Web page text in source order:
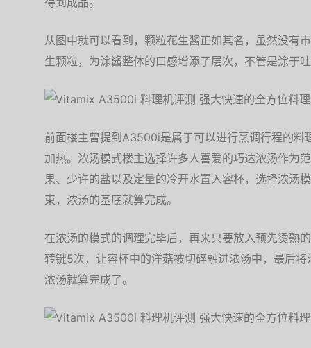
从图中就可以看到，颗粒花生酱正如其名，虽然没有
生颗粒，为涂酱整体的口感增添了层次，不管是涂于
前面楼主曾提到A3500i是属于可以进行烹调行程的料
加热。浓汤模式楼主选择许多人喜爱的巧达浓汤作为
果、少许的盐以及定量的冷开水置入容杯，选择浓汤
束，浓汤的基底就算完成。
在浓汤的模式的调理完毕后，再来只要放入预先烫熟
转键5次，让容杯中的洋菇被切碎融进浓汤中，最后
浓汤就算完成了。